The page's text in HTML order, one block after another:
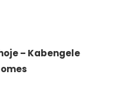
– Kabengele